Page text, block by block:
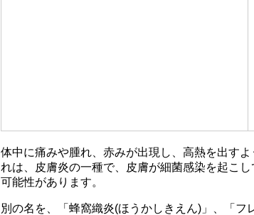
体中に痛みや腫れ、赤みが出現し、高熱を出す
れは、皮膚炎の一種で、皮膚が細菌感染を起こ
可能性があります。
別の名を、「蜂窩織炎(ほうかしきえん)」、「